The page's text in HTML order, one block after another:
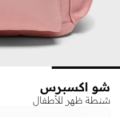
شو اكسبرس
شنطة ظهر للأطفال